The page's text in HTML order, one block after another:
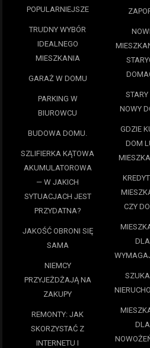
POPULARNIEJSZE
TRUDNY WYBÓR
IDEALNEGO
MIESZKANIA
GARAŻ W DOMU
PARKING W
BIUROWCU
BUDOWA DOMU.
SZLIFIERKA KĄTOWA
AKUMULATOROWA
— W JAKICH
SYTUACJACH JEST
PRZYDATNA?
JAKOŚĆ OBRONI SIĘ
SAMA
NIEMCY
PRZYJEŻDŻAJĄ NA
ZAKUPY
REMONTY: JAK
SKORZYSTAĆ Z
INTERNETU I
STARY
NOWY
GDZIE
DOM
CZY
DLA
DLA